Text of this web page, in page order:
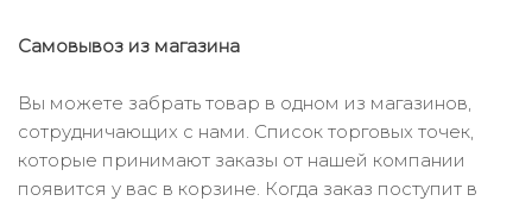
Самовывоз из магазина
Вы можете забрать товар в одном из магазинов,
сотрудничающих с нами. Список торговых точек,
которые принимают заказы от нашей компании
появится у вас в корзине. Когда заказ поступит в